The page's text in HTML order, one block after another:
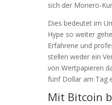
sich der Monero-
Dies bedeutet im
Hype so weiter
Erfahrene und
stellen weder ein
von Wertpapieren
fünf Dollar am Tag
Mit Bitcoin